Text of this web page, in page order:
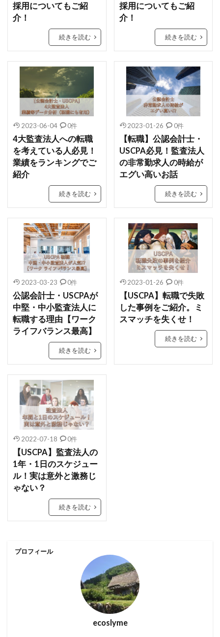
採用についてもご紹
介！
続きを読む
採用についてもご紹
介！
続きを読む
2023-06-04 0件
4大監査法人への転職
を考えている人必見！
業績をランキングでご
紹介
続きを読む
2023-01-26 0件
【転職】公認会計士・
USCPA必見！監査法人
の非常勤求人の時給が
エグい高いお話
続きを読む
2023-03-23 0件
公認会計士・USCPAが
中堅・中小監査法人に
転職する理由【ワーク
ライフバランス最高】
続きを読む
2023-01-26 0件
【USCPA】転職で失敗
した事例をご紹介。ミ
スマッチを失くせ！
続きを読む
2022-07-18 0件
【USCPA】監査法人の
1年・1日のスケジュー
ル！実は意外と激務じ
ゃない？
続きを読む
プロフィール
ecoslyme